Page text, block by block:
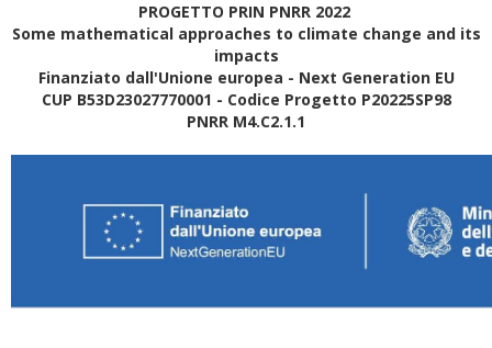
PROGETTO PRIN PNRR 2022
Some mathematical approaches to climate change and its
impacts
Finanziato dall'Unione europea - Next Generation EU
CUP B53D23027770001 - Codice Progetto P20225SP98
PNRR M4.C2.1.1